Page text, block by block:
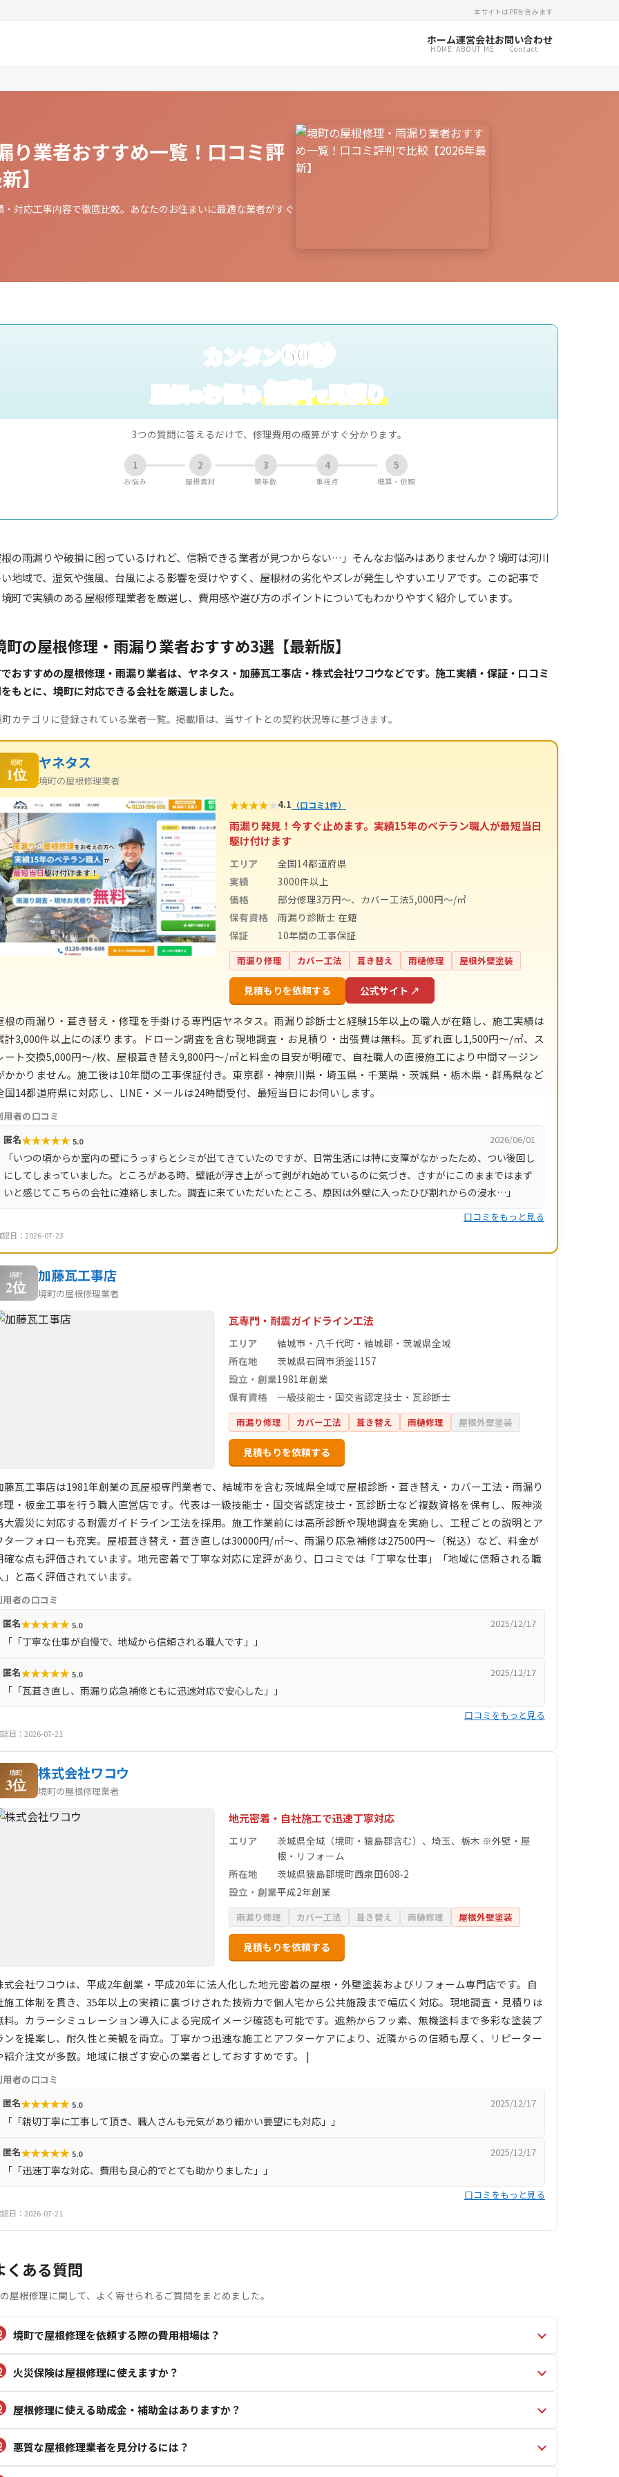
本サイトはPRを含みます
ホーム
HOME
運営会社
ABOUT ME
お問い合わせ
Contact
り業者おすすめ一覧！口コミ評
】
対応工事内容で徹底比較。あなたのお住まいに最適な業者がすぐ
カンタン60秒
屋根のお悩み無料で見積り
3つの質問に答えるだけで、修理費用の概算がすぐ分かります。
1
お悩み
2
屋根素材
3
築年数
4
重視点
5
概算・依頼
の雨漏りや破損に困っているけれど、信頼できる業者が見つからない…」そんなお悩みはありませんか？境町は河川
地域で、湿気や強風、台風による影響を受けやすく、屋根材の劣化やズレが発生しやすいエリアです。この記事で
町で実績のある屋根修理業者を厳選し、費用感や選び方のポイントについてもわかりやすく紹介しています。
町の屋根修理・雨漏り業者おすすめ3選【最新版】
おすすめの屋根修理・雨漏り業者は、ヤネタス・加藤瓦工事店・株式会社ワコウなどです。施工実績・保証・口コミ
もとに、境町に対応できる会社を厳選しました。
カテゴリに登録されている業者一覧。掲載順は、当サイトとの契約状況等に基づきます。
境町
1位
ヤネタス
境町の屋根修理業者
★★★★★4.1 （口コミ1件）
雨漏り発見！今すぐ止めます。実績15年のベテラン職人が最短当日
駆け付けます
エリア
全国14都道府県
実績
3000件以上
価格
部分修理3万円～、カバー工法5,000円～/㎡
保有資格
雨漏り診断士 在籍
保証
10年間の工事保証
雨漏り修理 カバー工法 葺き替え 雨樋修理 屋根外壁塗装
見積もりを依頼する 公式サイト ↗
根の雨漏り・葺き替え・修理を手掛ける専門店ヤネタス。雨漏り診断士と経験15年以上の職人が在籍し、施工実績は
計3,000件以上にのぼります。ドローン調査を含む現地調査・お見積り・出張費は無料。瓦ずれ直し1,500円〜/㎡、ス
ート交換5,000円〜/枚、屋根葺き替え9,800円〜/㎡と料金の目安が明確で、自社職人の直接施工により中間マージン
かかりません。施工後は10年間の工事保証付き。東京都・神奈川県・埼玉県・千葉県・茨城県・栃木県・群馬県など
国14都道府県に対応し、LINE・メールは24時間受付、最短当日にお伺いします。
用者の口コミ
匿名★★★★★ 5.0 2026/06/01
「いつの頃からか室内の壁にうっすらとシミが出てきていたのですが、日常生活には特に支障がなかったため、つい後回し
にしてしまっていました。ところがある時、壁紙が浮き上がって剥がれ始めているのに気づき、さすがにこのままではまず
いと感じてこちらの会社に連絡しました。調査に来ていただいたところ、原因は外壁に入ったひび割れからの浸水…」
口コミをもっと見る
認日：2026-07-23
境町
2位
加藤瓦工事店
境町の屋根修理業者
瓦専門・耐震ガイドライン工法
エリア
結城市・八千代町・結城郡・茨城県全域
所在地
茨城県石岡市須釜1157
設立・創業1981年創業
保有資格
一級技能士・国交省認定技士・瓦診断士
雨漏り修理 カバー工法 葺き替え 雨樋修理 屋根外壁塗装
見積もりを依頼する
藤瓦工事店は1981年創業の瓦屋根専門業者で、結城市を含む茨城県全域で屋根診断・葺き替え・カバー工法・雨漏り
理・板金工事を行う職人直営店です。代表は一級技能士・国交省認定技士・瓦診断士など複数資格を保有し、阪神淡
大震災に対応する耐震ガイドライン工法を採用。施工作業前には高所診断や現地調査を実施し、工程ごとの説明とア
ターフォローも充実。屋根葺き替え・葺き直しは30000円/㎡～、雨漏り応急補修は27500円～（税込）など、料金が
確な点も評価されています。地元密着で丁寧な対応に定評があり、口コミでは「丁寧な仕事」「地域に信頼される職
」と高く評価されています。
用者の口コミ
匿名★★★★★ 5.0 2025/12/17
「「丁寧な仕事が自慢で、地域から信頼される職人です」」
匿名★★★★★ 5.0 2025/12/17
「「瓦葺き直し、雨漏り応急補修ともに迅速対応で安心した」」
口コミをもっと見る
日：2026-07-21
境町
3位
株式会社ワコウ
境町の屋根修理業者
地元密着・自社施工で迅速丁寧対応
エリア
茨城県全域（境町・猿島郡含む）、埼玉、栃木 ※外壁・屋
根・リフォーム
所在地
茨城県猿島郡境町西泉田608‑2
設立・創業平成2年創業
雨漏り修理 カバー工法 葺き替え 雨樋修理 屋根外壁塗装
見積もりを依頼する
式会社ワコウは、平成2年創業・平成20年に法人化した地元密着の屋根・外壁塗装およびリフォーム専門店です。自
施工体制を貫き、35年以上の実績に裏づけされた技術力で個人宅から公共施設まで幅広く対応。現地調査・見積りは
料。カラーシミュレーション導入による完成イメージ確認も可能です。遮熱からフッ素、無機塗料まで多彩な塗装プ
ンを提案し、耐久性と美観を両立。丁寧かつ迅速な施工とアフターケアにより、近隣からの信頼も厚く、リピーター
紹介注文が多数。地域に根ざす安心の業者としておすすめです。 |
用者の口コミ
匿名★★★★★ 5.0 2025/12/17
「「親切丁寧に工事して頂き、職人さんも元気があり細かい要望にも対応」」
匿名★★★★★ 5.0 2025/12/17
「「迅速丁寧な対応、費用も良心的でとても助かりました」」
口コミをもっと見る
日：2026-07-21
くある質問
屋根修理に関して、よく寄せられるご質問をまとめました。
境町で屋根修理を依頼する際の費用相場は？
火災保険は屋根修理に使えますか？
屋根修理に使える助成金・補助金はありますか？
悪質な屋根修理業者を見分けるには？